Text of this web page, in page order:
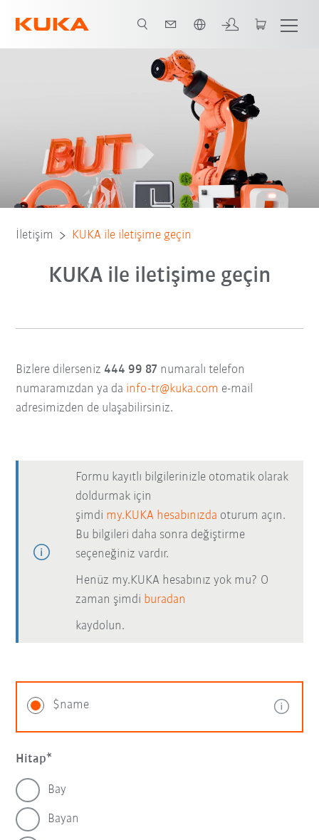
İletişim KUKA ile iletişime geçin
KUKA ile iletişime geçin
Bizlere dilerseniz 444 99 87 numaralı telefon
numaramızdan ya da info-tr@kuka.com e-mail
adresimizden de ulaşabilirsiniz.
Formu kayıtlı bilgilerinizle otomatik olarak
doldurmak için
şimdi my.KUKA hesabınızda oturum açın.
Bu bilgileri daha sonra değiştirme
seçeneğiniz vardır.
Henüz my.KUKA hesabınız yok mu? O
zaman şimdi buradan
kaydolun.
$name
Hitap
Bay
Bayan